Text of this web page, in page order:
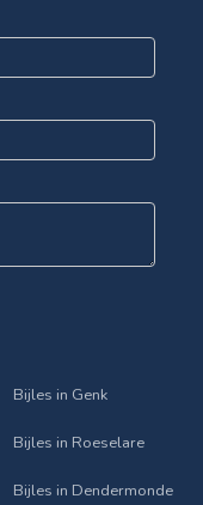
Bijles in Genk
Bijles in Roeselare
Bijles in Dendermonde